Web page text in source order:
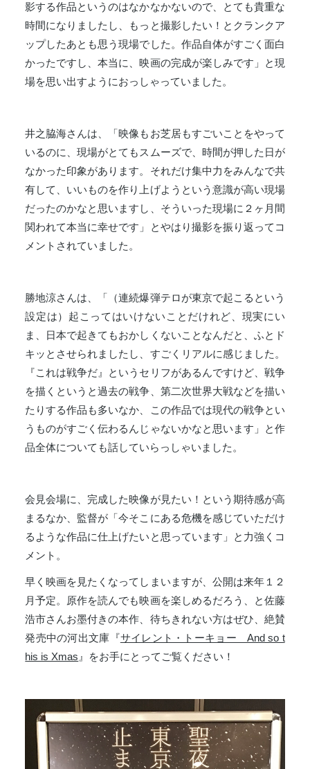
影する作品というのはなかなかないので、とても貴重な
時間になりましたし、もっと撮影したい！とクランクア
ップしたあとも思う現場でした。作品自体がすごく面白
かったですし、本当に、映画の完成が楽しみです」と現
場を思い出すようにおっしゃっていました。
井之脇海さんは、「映像もお芝居もすごいことをやって
いるのに、現場がとてもスムーズで、時間が押した日が
なかった印象があります。それだけ集中力をみんなで共
有して、いいものを作り上げようという意識が高い現場
だったのかなと思いますし、そういった現場に２ヶ月間
関われて本当に幸せです」とやはり撮影を振り返ってコ
メントされていました。
勝地涼さんは、「（連続爆弾テロが東京で起こるという
設定は）起こってはいけないことだけれど、現実にい
ま、日本で起きてもおかしくないことなんだと、ふとド
キッとさせられましたし、すごくリアルに感じました。
『これは戦争だ』というセリフがあるんですけど、戦争
を描くというと過去の戦争、第二次世界大戦などを描い
たりする作品も多いなか、この作品では現代の戦争とい
うものがすごく伝わるんじゃないかなと思います」と作
品全体についても話していらっしゃいました。
会見会場に、完成した映像が見たい！という期待感が高
まるなか、監督が「今そこにある危機を感じていただけ
るような作品に仕上げたいと思っています」と力強くコ
メント。
早く映画を見たくなってしまいますが、公開は来年１２
月予定。原作を読んでも映画を楽しめるだろう、と佐藤
浩市さんお墨付きの本作、待ちきれない方はぜひ、絶賛
発売中の河出文庫『サイレント・トーキョー And so t
his is Xmas 』をお手にとってご覧ください！